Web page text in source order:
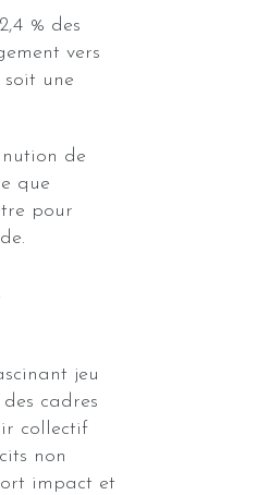
% des
vers
soit une
de
que
pour
jeu
cadres
collectif
non
impact et